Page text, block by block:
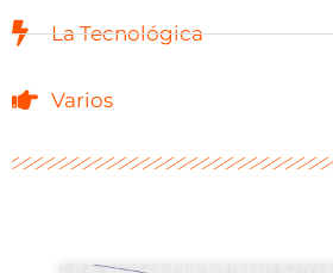
La Tecnológica
Varios